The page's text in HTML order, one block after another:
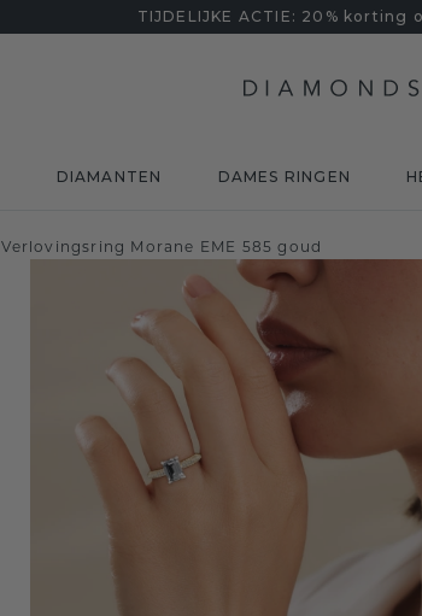
TIJDELIJKE ACTIE: 20%
DIAMANTEN DAMES RINGEN
Verlovingsring Morane EME 585 goud